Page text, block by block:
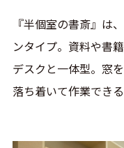
『半個室の書斎』は
ンタイプ。資料や書
デスクと一体型。窓
落ち着いて作業でき